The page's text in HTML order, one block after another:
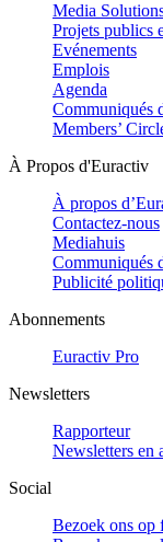
Media
Projets publics
Evénements
Emplois
Agenda
Communiqués
Members’
À Propos d'Euractiv
À propos
Contactez-nous
Mediahuis
Communiqués
Publicité
Abonnements
Euractiv Pro
Newsletters
Rapporteur
Newsletters en
Social
Bezoek ons op